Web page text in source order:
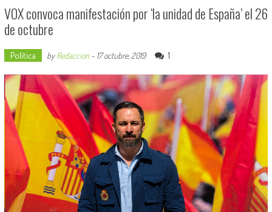
VOX convoca manifestación por ‘la unidad de España’ el 26
de octubre
Política byRedaccion- 17 octubre, 2019 1